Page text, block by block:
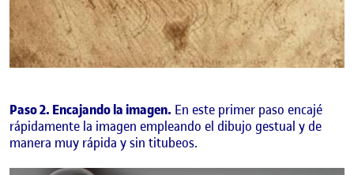
Paso 2. Encajando la imagen. En este primer paso encajé
rápidamente la imagen empleando el dibujo gestual y de
manera muy rápida y sin titubeos.